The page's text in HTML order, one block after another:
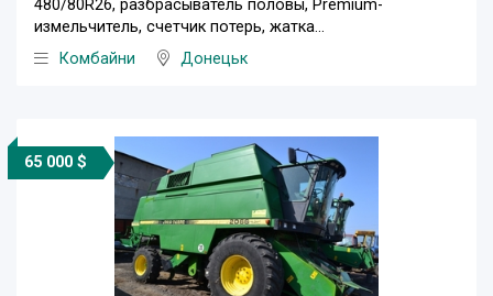
480/80R26, разбрасыватель половы, Premium-
измельчитель, счетчик потерь, жатка...
Комбайни
Донецьк
65 000 $